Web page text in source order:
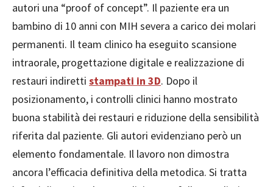
autori una “proof of concept”. Il paziente era un
bambino di 10 anni con MIH severa a carico dei molari
permanenti. Il team clinico ha eseguito scansione
intraorale, progettazione digitale e realizzazione di
restauri indiretti stampati in 3D. Dopo il
posizionamento, i controlli clinici hanno mostrato
buona stabilità dei restauri e riduzione della sensibilità
riferita dal paziente. Gli autori evidenziano però un
elemento fondamentale. Il lavoro non dimostra
ancora l’efficacia definitiva della metodica. Si tratta